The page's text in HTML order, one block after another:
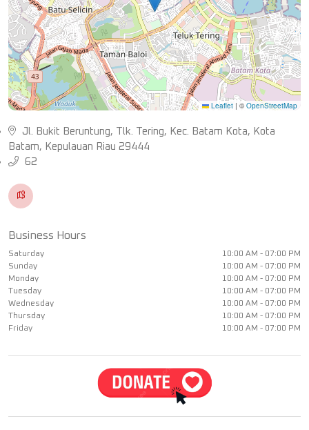
Leaflet | ©OpenStreetMap
Jl. Bukit Beruntung, Tlk. Tering, Kec. Batam Kota, Kota
Batam, Kepulauan Riau 29444
62
Business Hours
Saturday
10:00 AM - 07:00 PM
Sunday
10:00 AM - 07:00 PM
Monday
10:00 AM - 07:00 PM
Tuesday
10:00 AM - 07:00 PM
Wednesday
10:00 AM - 07:00 PM
Thursday
10:00 AM - 07:00 PM
Friday
10:00 AM - 07:00 PM